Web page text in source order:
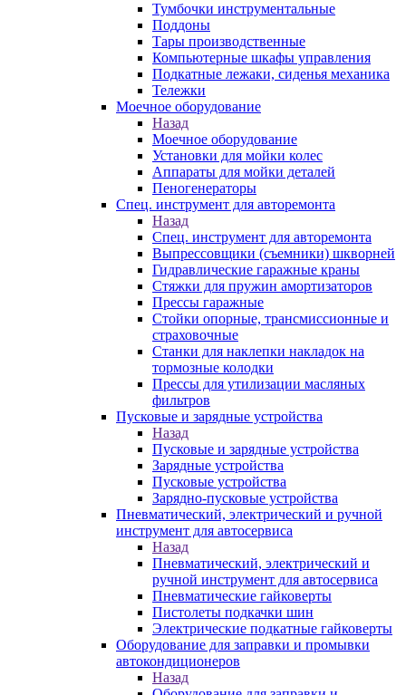
Тумбочки инструментальные
Поддоны
Тары производственные
Компьютерные шкафы управления
Подкатные лежаки, сиденья механика
Тележки
Моечное оборудование
Назад
Моечное оборудование
Установки для мойки колес
Аппараты для мойки деталей
Пеногенераторы
Спец. инструмент для авторемонта
Назад
Спец. инструмент для авторемонта
Выпрессовщики (съемники) шкворней
Гидравлические гаражные краны
Стяжки для пружин амортизаторов
Прессы гаражные
Стойки опорные, трансмиссионные и
страховочные
Станки для наклепки накладок на
тормозные колодки
Прессы для утилизации масляных
фильтров
Пусковые и зарядные устройства
Назад
Пусковые и зарядные устройства
Зарядные устройства
Пусковые устройства
Зарядно-пусковые устройства
Пневматический, электрический и ручной
инструмент для автосервиса
Назад
Пневматический, электрический и
ручной инструмент для автосервиса
Пневматические гайковерты
Пистолеты подкачки шин
Электрические подкатные гайковерты
Оборудование для заправки и промывки
автокондиционеров
Назад